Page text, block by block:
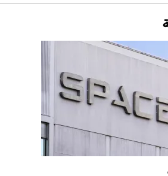
في العالم للرجال تمنحك فخامة
Comeback" في جدة (فيديو)
"بوجاتي ميسترال" الاستثنائية للبيع في
مزاد مونتيري